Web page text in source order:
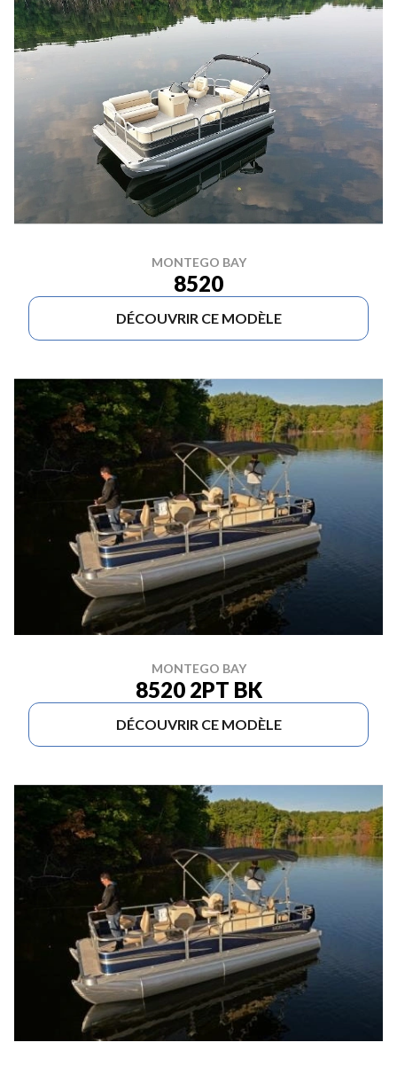
MONTEGO BAY
8520
DÉCOUVRIR CE MODÈLE
MONTEGO BAY
8520 2PT BK
DÉCOUVRIR CE MODÈLE